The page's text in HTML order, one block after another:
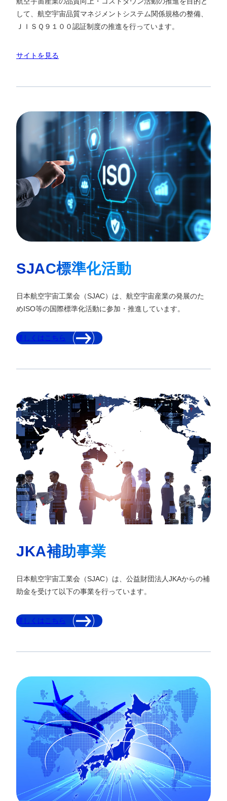
して、航空宇宙品質マネジメントシステム関係規格の整備、
ＪＩＳＱ９１００認証制度の推進を行っています。
サイトを見る
SJAC標準化活動
日本航空宇宙工業会（SJAC）は、航空宇宙産業の発展のた
めISO等の国際標準化活動に参加・推進しています。
詳しくはこちら
JKA補助事業
日本航空宇宙工業会（SJAC）は、公益財団法人JKAからの補
助金を受けて以下の事業を行っています。
詳しくはこちら